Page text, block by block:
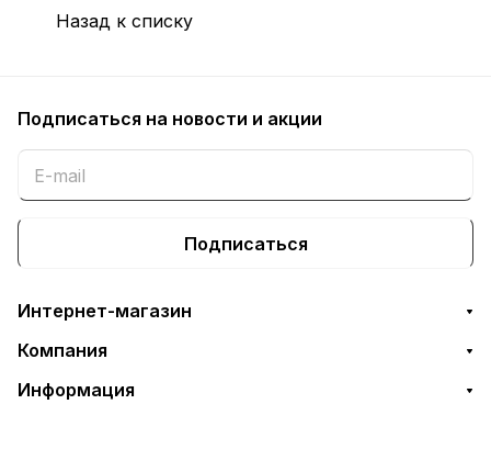
Назад к списку
Подписаться на новости и акции
Подписаться
Интернет-магазин
Компания
Информация